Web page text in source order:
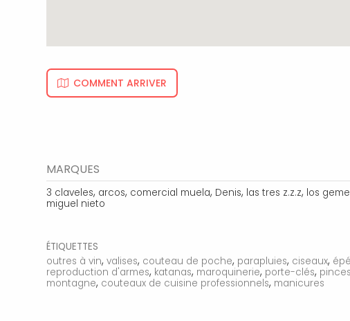
COMMENT ARRIVER
MARQUES
3 claveles, arcos, comercial muela, Denis, las tres z.z.z, los
miguel nieto
ÉTIQUETTES
outres à vin, valises, couteau de poche, parapluies, ciseaux,
reproduction d'armes, katanas, maroquinerie, porte-clés,
montagne, couteaux de cuisine professionnels, manicures